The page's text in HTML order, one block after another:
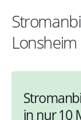
Lonsheim
in nur 10